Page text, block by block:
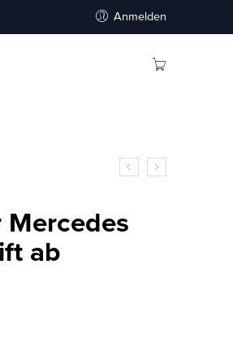
Anmelden
ab